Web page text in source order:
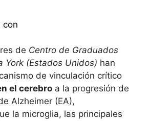
con
de Centro de Graduados
York (Estados Unidos) han
de vinculación crítico
el cerebro a la progresión de
Alzheimer (EA),
la microglia, las principales